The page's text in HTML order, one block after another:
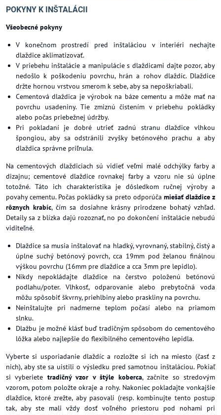
POKYNY K INŠTALÁCII
Všeobecné pokyny
V konečnom prostredí pred inštaláciou v interiéri nechajte
dlaždice aklimatizovať.
V priebehu inštalácie a manipulácie s dlaždicami dajte pozor, aby
nedošlo k poškodeniu povrchu, hrán a rohov dlaždíc. Dlaždice
držte hornou vrstvou smerom k sebe, aby sa nepoškriabali.
Cementová dlaždica je výrobok na báze cementu a môže mať na
povrchu usadeniny. Tie zmiznú čistením v priebehu pokládky
alebo počas priebežnej údržby.
Pri pokladaní je dobré utrieť zadnú stranu dlaždice vlhkou
špongiou, aby sa odstránili zvyšky betónového prachu a aby
dlaždica správne priľnula.
Na cementových dlaždiciach sú vidieť veľmi malé odchýlky farby a
dizajnu; cementové dlaždice rovnakej farby a vzoru nie sú úplne
totožné. Táto ich charakteristika je dôsledkom ručnej výroby a
povahy cementu. Počas pokládky sa preto odporúča miešať dlaždice z
rôznych krabíc, čím sa dosiahne krásny prirodzene bohatý vzhľad.
Detaily sa z blízka dajú rozoznať, no po dokončení inštalácie nebudú
viditeľné.
Dlaždice sa musia inštalovať na hladký, vyrovnaný, stabilný, čistý a
úplne suchý betónový povrch, cca 19mm pod želanou finálnou
výškou povrchu (16mm pre dlaždice a cca 3mm pre lepidlo).
Nikdy nepokládajte dlaždice na čerstvo položenú betónovú
podlahu/poter. Vlhkosť, odparovanie alebo prebytočná voda
môžu spôsobiť škvrny, priehlbiny alebo praskliny na povrchu.
Neinštalujte pri nadmerne teplom počasí alebo na priamom
slnku.
Dlažbu je možné klásť buď tradičným spôsobom do cementového
lôžka alebo najlepšie do flexibilného cementového lepidla.
Vyberte si usporiadanie dlaždíc a rozložte si ich na miesto (časť z
nich), aby ste sa uistili o výsledku pred samotnou inštaláciou. Pokiaľ
si vyberiete tradičný vzor v štýle koberca, začnite so stredovým
vzorom, potom položte okraje a rohy. Nakoniec pokladajte vonkajšie
dlaždice, ktoré zrežte, aby pasovali (resp. kombinujte tento postup
tak, aby ste mali vždy dosť voľného priestoru pod nohami pri